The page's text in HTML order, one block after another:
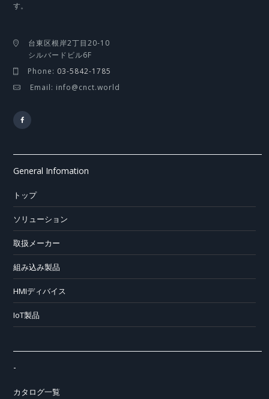
す。
台東区根岸2丁目20-10
シルバードビル6F
Phone: 03-5842-1785
Email: info@cnct.world
General Infomation
トップ
ソリューション
取扱メーカー
組み込み製品
HMIディバイス
IoT製品
-
カタログ一覧